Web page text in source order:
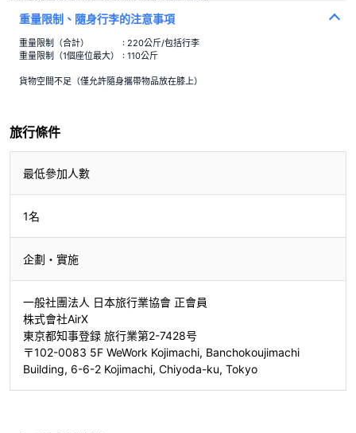
重量限制、隨身行李的注意事項
重量限制（合計）
: 220公斤/包括行李
重量限制（1個座位最大）
: 110公斤
貨物空間不足（僅允許隨身攜帶物品放在膝上）
旅行條件
最低參加人數
1名
企劃・實施
一般社團法人 日本旅行業協會 正會員
株式會社AirX
東京都知事登録 旅行業第2-7428号
〒102-0083 5F WeWork Kojimachi, Banchokoujimachi
Building, 6-6-2 Kojimachi, Chiyoda-ku, Tokyo